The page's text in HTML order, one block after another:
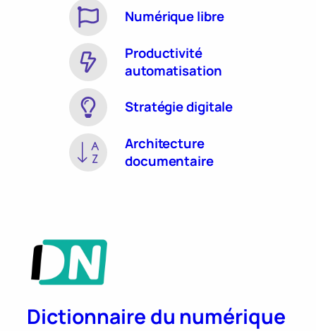
Numérique libre
Productivité
automatisation
Stratégie digitale
Architecture
documentaire
Dictionnaire du numérique